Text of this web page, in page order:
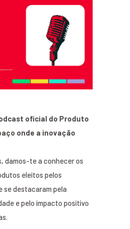
oficial do Produto
onde a inovação
damos-te a conhecer os
eleitos pelos
se destacaram pela
e pelo impacto positivo